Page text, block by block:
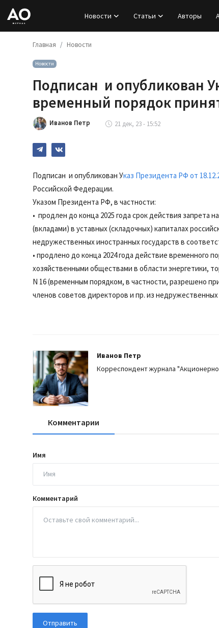
Новости Статьи Авторы
Статьи
База знаний
Подписка
Главная Новости
Новости
Подписан и опубликован
временный порядок
Иванов Петр 21 дек, 23 - 15:52
Подписан и опубликован Указ Президента РФ от
Российской Федерации.
Указом Президента РФ, в частности:
• продлен до конца 2025 года срок действия запрета
(вкладами) в уставных (складочных) капиталах
недружественных иностранных государств в
• продлено до конца 2024 года действие временного
хозяйственными обществами в области энергетики,
N 16 (временным порядком, в частности, разрешено
членов советов директоров и пр. из
Иванов Петр
Корреспондент журнала
Комментарии
Имя
Комментарий
Отправить